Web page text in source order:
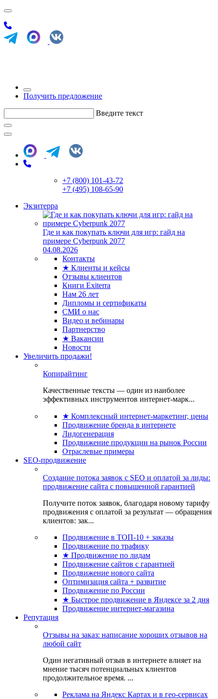
Получить предложение
Введите текст
+7 (800) 101-43-72
+7 (495) 108-65-90
Экзитерра
Где и как покупать ключи для игр: гайд на
примере Cyberpunk 2077
04.08.2026
Контакты
★ Клиенты и кейсы
Отзывы клиентов
Книги Exiterra
Нам 26 лет
Дипломы и сертификаты
СМИ о нас
Видео и вебинары
Партнерство
★ Вакансии
Новости
Увеличить продажи!
Копирайтинг
Качественные тексты — один из наиболее
эффективных инструментов интернет-марк...
★ Комплексный интернет-маркетинг, цены
Продвижение бренда в интернете
Лидогенерация
Продвижение продукции на рынок России
Отраслевые примеры
SEO-продвижение
Создание потока заявок с SEO и оплатой за лиды:
продвижение сайта с повышенной гарантией
Получите поток заявок, благодаря новому тарифу
продвижения с оплатой за результат — обращения
клиентов: зак...
Продвижение в ТОП-10 + заказы
Продвижение по трафику
★ Продвижение по лидам
Продвижение сайтов с гарантией
Продвижение нового сайта
Оптимизация сайта + развитие
Продвижение по России
★ Быстрое продвижение в Яндексе за 2 дня
Продвижение интернет-магазина
Репутация
Отзывы на заказ: написание хороших отзывов на
любой сайт
Один негативный отзыв в интернете влияет на
мнение тысяч потенциальных клиентов
продолжительное время. ...
Реклама на Яндекс Картах и в гео-сервисах